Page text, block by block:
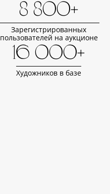
8 800+
Зарегистрированных
пользователей на аукционе
16 000+
Художников в базе